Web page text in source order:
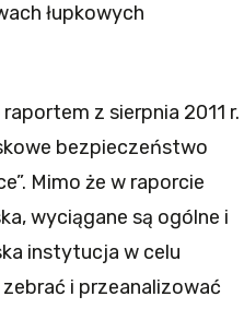
łupkowych
z sierpnia 2011 r.
bezpieczeństwo
Mimo że w raporcie
wyciągane są ogólne i
instytucja w celu
i przeanalizować